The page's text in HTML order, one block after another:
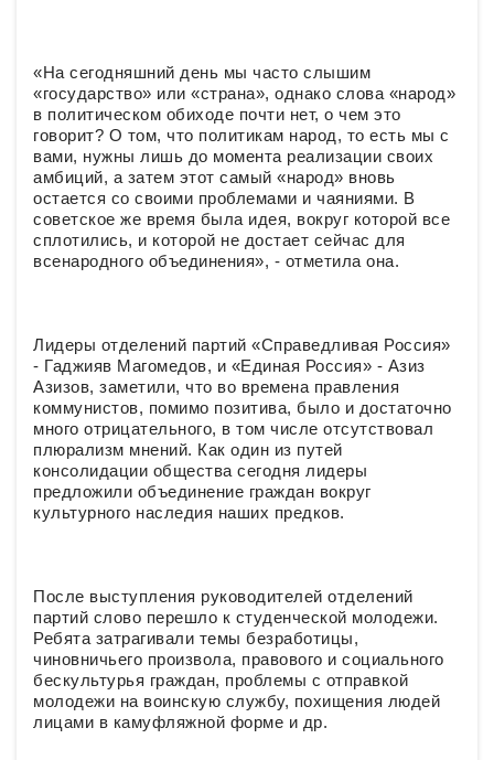
«На сегодняшний день мы часто слышим
«государство» или «страна», однако слова «народ»
в политическом обиходе почти нет, о чем это
говорит? О том, что политикам народ, то есть мы с
вами, нужны лишь до момента реализации своих
амбиций, а затем этот самый «народ» вновь
остается со своими проблемами и чаяниями. В
советское же время была идея, вокруг которой все
сплотились, и которой не достает сейчас для
всенародного объединения», - отметила она.
Лидеры отделений партий «Справедливая Россия»
- Гаджияв Магомедов, и «Единая Россия» - Азиз
Азизов, заметили, что во времена правления
коммунистов, помимо позитива, было и достаточно
много отрицательного, в том числе отсутствовал
плюрализм мнений. Как один из путей
консолидации общества сегодня лидеры
предложили объединение граждан вокруг
культурного наследия наших предков.
После выступления руководителей отделений
партий слово перешло к студенческой молодежи.
Ребята затрагивали темы безработицы,
чиновничьего произвола, правового и социального
бескультурья граждан, проблемы с отправкой
молодежи на воинскую службу, похищения людей
лицами в камуфляжной форме и др.